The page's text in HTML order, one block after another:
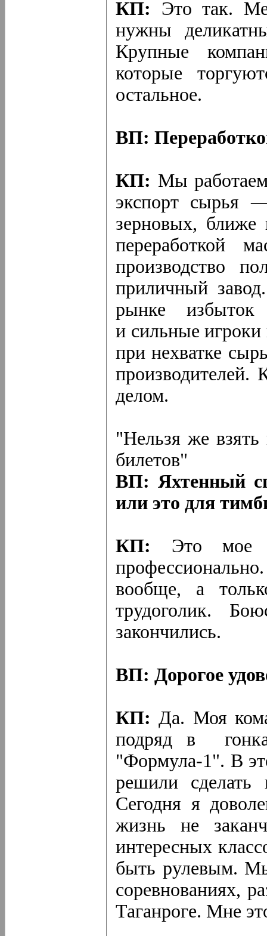
КП: Это так.
нужны
Крупные
которые
остальное.
ВП:
КП: Мы
экспорт сырья
зерновых,
переработкой
производство
приличный
рынке избыток
и сильные игроки
при нехватке
производителей.
делом.
"Нельзя же взять
билетов"
ВП: Яхтенный
или это для
КП: Это мое
вообще, а
трудоголик.
закончились.
ВП: Дорогое
КП: Да. Моя
подряд в
"Формула-1". В
решили сделать
Сегодня я
жизнь не
интересных
быть рулевым. Мы
соревнованиях,
Таганроге. Мне